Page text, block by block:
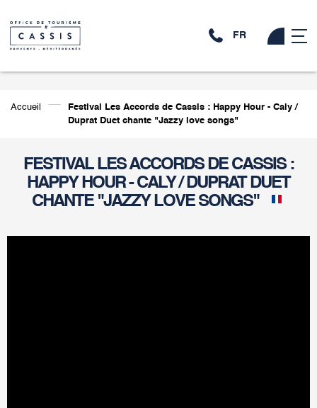
FR
Accueil
Festival Les Accords de Cassis : Happy Hour - Caly /
Duprat Duet chante "Jazzy love songs"
FESTIVAL LES ACCORDS DE CASSIS :
HAPPY HOUR - CALY / DUPRAT DUET
CHANTE "JAZZY LOVE SONGS"